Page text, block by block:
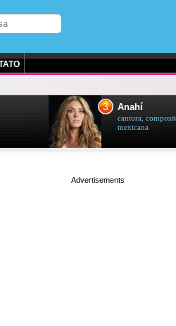
3 Anahí
cantora,
mexicana